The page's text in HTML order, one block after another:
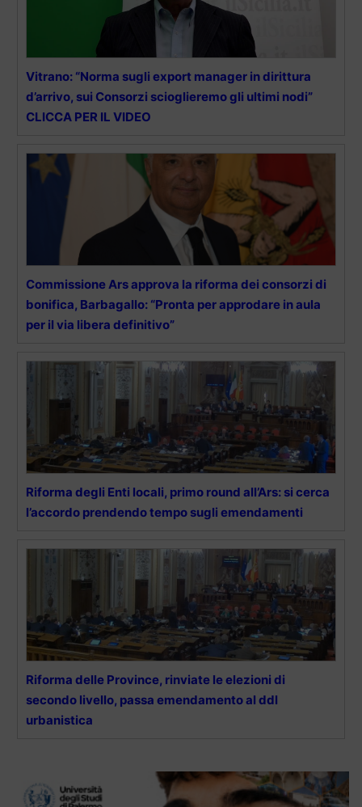
Vitrano: “Norma sugli export manager in dirittura
d’arrivo, sui Consorzi scioglieremo gli ultimi nodi”
CLICCA PER IL VIDEO
Commissione Ars approva la riforma dei consorzi di
bonifica, Barbagallo: “Pronta per approdare in aula
per il via libera definitivo”
Riforma degli Enti locali, primo round all’Ars: si cerca
l’accordo prendendo tempo sugli emendamenti
Riforma delle Province, rinviate le elezioni di
secondo livello, passa emendamento al ddl
urbanistica